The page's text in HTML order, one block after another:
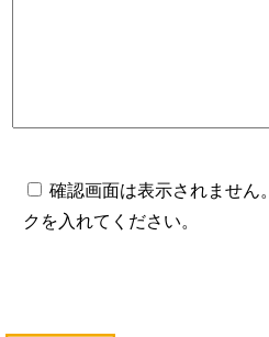
確認画面は表示されません
クを入れてください。